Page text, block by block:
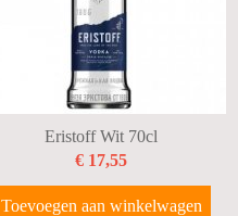
Eristoff Wit 70cl
€ 17,55
Toevoegen aan winkelwagen